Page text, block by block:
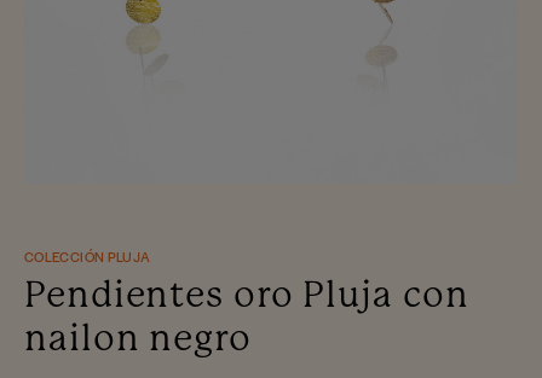
COLECCIÓN PLUJA
Pendientes oro Pluja con
nailon negro